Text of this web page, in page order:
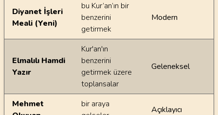
Diyanet İşleri
Meali (Yeni)
bu Kur’an’ın bir
benzerini
getirmek
Modern
Elmalılı Hamdi
Yazır
Kur'an'ın
benzerini
getirmek üzere
toplansalar
Geleneksel
Mehmet
bir araya
Açıklayıcı